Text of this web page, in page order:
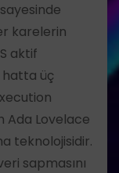
karelerin
aktif
hatta üç
Ada Lovelace
teknolojisidir.
sapmasını